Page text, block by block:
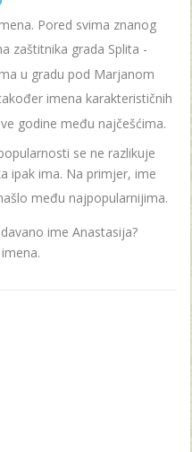
Pored svima znanog
zaštitnika grada Splita -
u gradu pod Marjanom
imena karakterističnih
godine među najčešćima.
se ne razlikuje
ipak ima. Na primjer, ime
među najpopularnijima.
ime Anastasija?